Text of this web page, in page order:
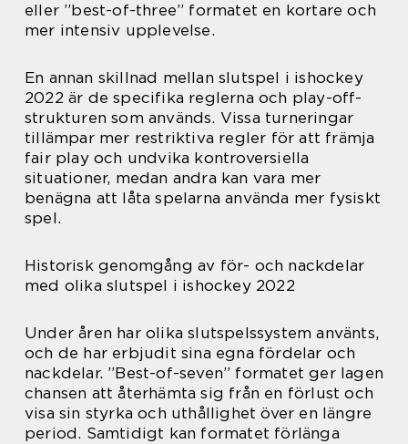
eller ”best-of-three” formatet en kortare och
mer intensiv upplevelse.
En annan skillnad mellan slutspel i ishockey
2022 är de specifika reglerna och play-off-
strukturen som används. Vissa turneringar
tillämpar mer restriktiva regler för att främja
fair play och undvika kontroversiella
situationer, medan andra kan vara mer
benägna att låta spelarna använda mer fysiskt
spel.
Historisk genomgång av för- och nackdelar
med olika slutspel i ishockey 2022
Under åren har olika slutspelssystem använts,
och de har erbjudit sina egna fördelar och
nackdelar. ”Best-of-seven” formatet ger lagen
chansen att återhämta sig från en förlust och
visa sin styrka och uthållighet över en längre
period. Samtidigt kan formatet förlänga